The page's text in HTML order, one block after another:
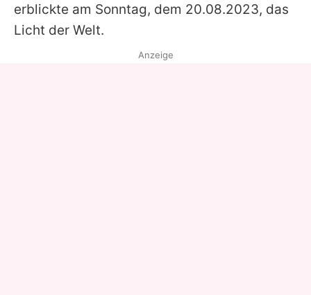
erblickte am Sonntag, dem 20.08.2023, das
Licht der Welt.
Anzeige